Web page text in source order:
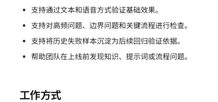
支持通过文本和语音方式验证基础效果。
支持对高频问题、边界问题和关键流程进行检查。
支持将历史失败样本沉淀为后续回归验证依据。
帮助团队在上线前发现知识、提示词或流程问题。
工作方式